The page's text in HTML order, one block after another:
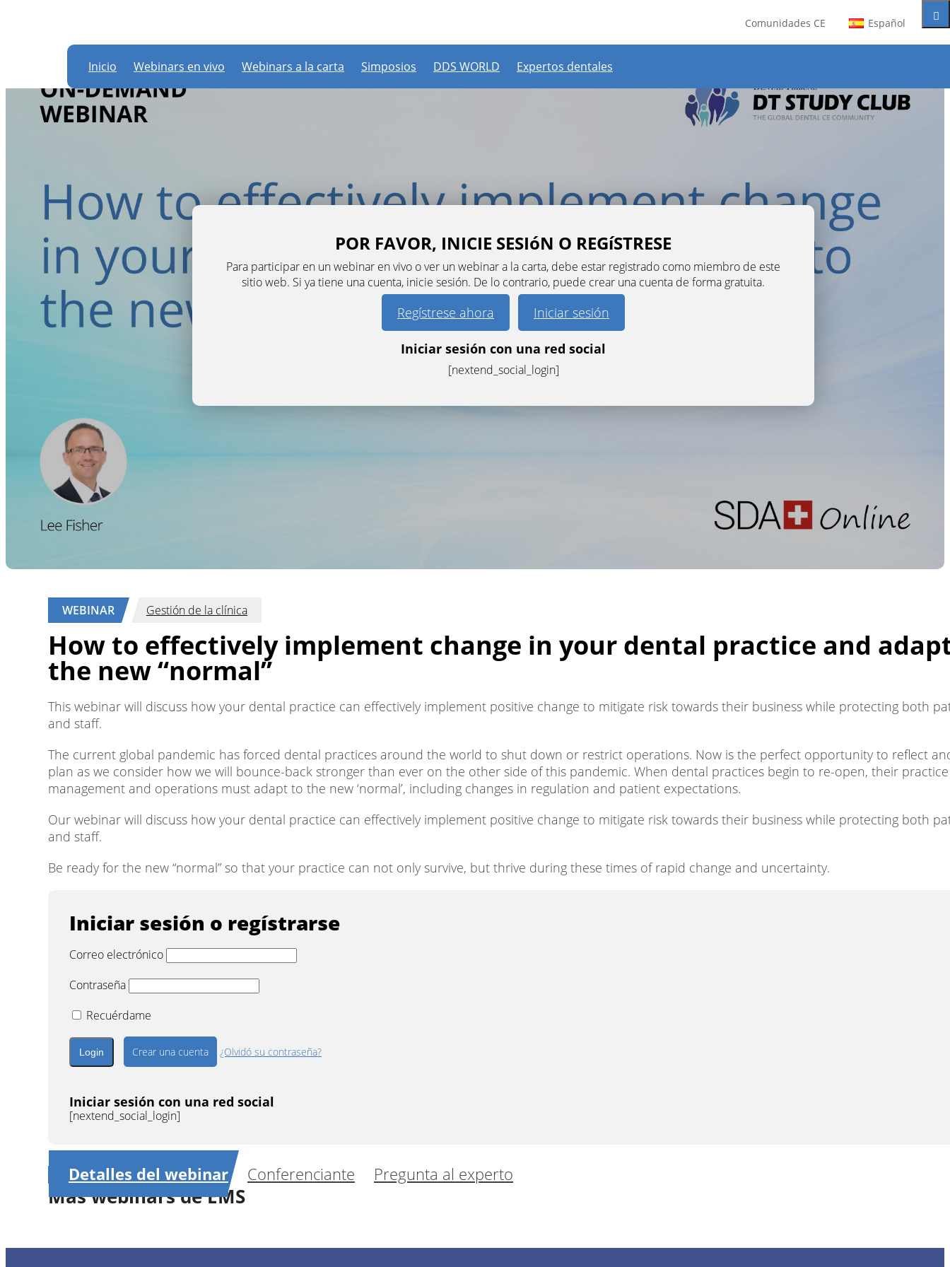
Comunidades CE Español
Inicio Webinars en vivo Webinars a la carta Simposios DDS WORLD Expertos dentales
POR FAVOR, INICIE SESIóN O REGíSTRESE
Para participar en un webinar en vivo o ver un webinar a la carta, debe estar registrado como miembro de este
sitio web. Si ya tiene una cuenta, inicie sesión. De lo contrario, puede crear una cuenta de forma gratuita.
Regístrese ahora Iniciar sesión
Iniciar sesión con una red social
[nextend_social_login]
WEBINAR Gestión de la clínica
How to effectively implement change in your dental practice and
the new “normal”
This webinar will discuss how your dental practice can effectively implement positive change to mitigate risk towards their business while protecting both
and staff.
The current global pandemic has forced dental practices around the world to shut down or restrict operations. Now is the perfect opportunity to reflect
plan as we consider how we will bounce-back stronger than ever on the other side of this pandemic. When dental practices begin to re-open, their practice
management and operations must adapt to the new ‘normal’, including changes in regulation and patient expectations.
Our webinar will discuss how your dental practice can effectively implement positive change to mitigate risk towards their business while protecting both
and staff.
Be ready for the new “normal” so that your practice can not only survive, but thrive during these times of rapid change and uncertainty.
Iniciar sesión o regístrarse
Correo electrónico
Contraseña
Recuérdame
Crear una cuenta ¿Olvidó su contraseña?
Iniciar sesión con una red social
[nextend_social_login]
Detalles del webinar Conferenciante Pregunta al experto
Más webinars de EMS
My personal journey diagnosed with COVID-19 as a Dentist & Practice Owner/Chief Resilience